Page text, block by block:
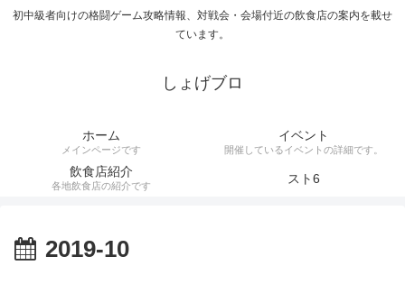
初中級者向けの格闘ゲーム攻略情報、対戦会・会場付近の飲食店の案内を載せ
ています。
しょげブロ
ホーム
メインページです
イベント
開催しているイベントの詳細です。
飲食店紹介
各地飲食店の紹介です スト6
2019-10